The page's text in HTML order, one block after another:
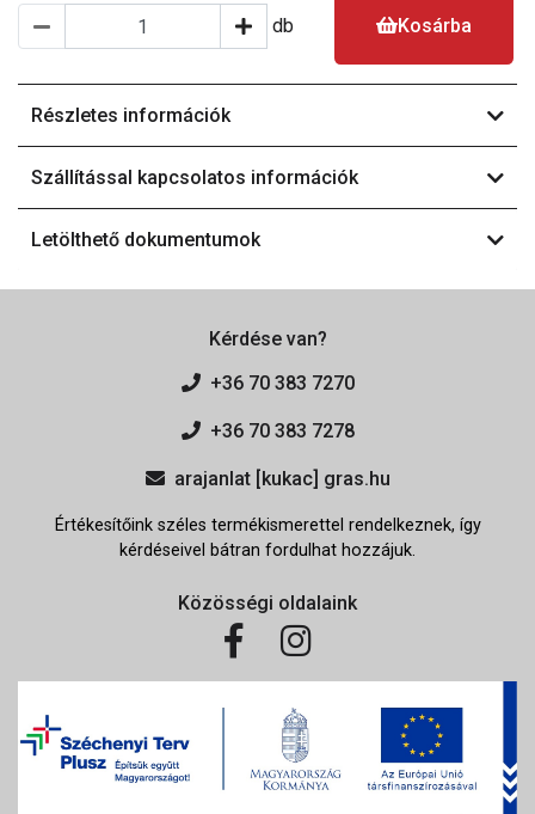
db Kosárba
Részletes információk
Szállítással kapcsolatos információk
Letölthető dokumentumok
Kérdése van?
+36 70 383 7270
+36 70 383 7278
arajanlat [kukac] gras.hu
Értékesítőink széles termékismerettel rendelkeznek, így
kérdéseivel bátran fordulhat hozzájuk.
Közösségi oldalaink